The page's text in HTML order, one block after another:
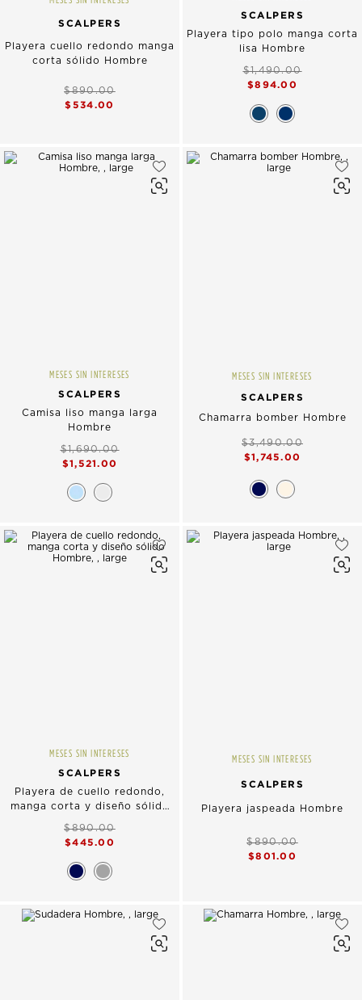
SCALPERS
Playera cuello redondo manga
corta sólido Hombre
$890.00
$534.00
SCALPERS
Playera tipo polo manga corta
lisa Hombre
$1,490.00
$894.00
MESES SIN INTERESES
SCALPERS
Camisa liso manga larga
Hombre
$1,690.00
$1,521.00
MESES SIN INTERESES
SCALPERS
Chamarra bomber Hombre
$3,490.00
$1,745.00
MESES SIN INTERESES
SCALPERS
Playera de cuello redondo,
manga corta y diseño sólido
$890.00
$445.00
MESES SIN INTERESES
SCALPERS
Playera jaspeada Hombre
$890.00
$801.00